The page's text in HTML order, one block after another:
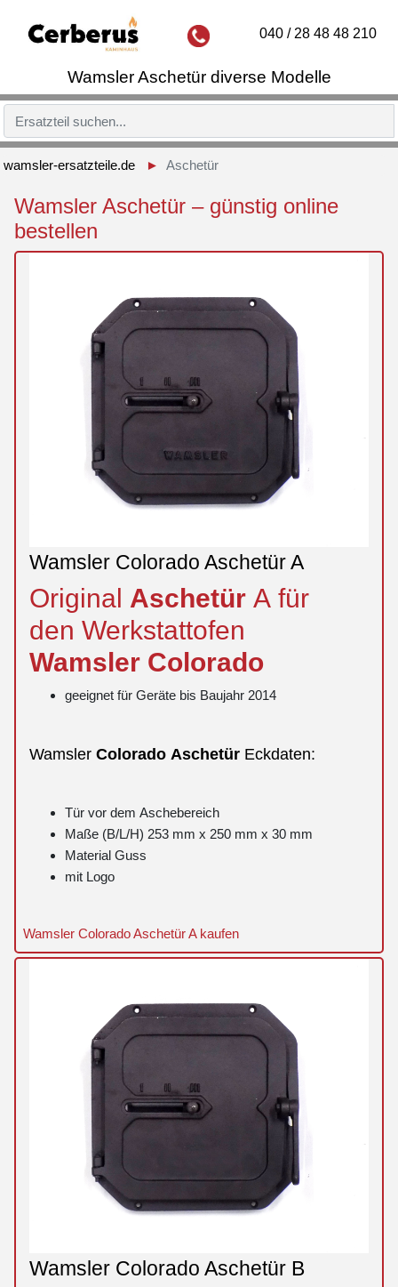
Wamsler Aschetür diverse Modelle
040 / 28 48 48 210
wamsler-ersatzteile.de Aschetür
Wamsler Aschetür – günstig online
bestellen
Wamsler Colorado Aschetür A
Original Aschetür A für
den Werkstattofen
Wamsler Colorado
geeignet für Geräte bis Baujahr 2014
Wamsler Colorado Aschetür Eckdaten:
Tür vor dem Aschebereich
Maße (B/L/H) 253 mm x 250 mm x 30 mm
Material Guss
mit Logo
Wamsler Colorado Aschetür A kaufen
Wamsler Colorado Aschetür B